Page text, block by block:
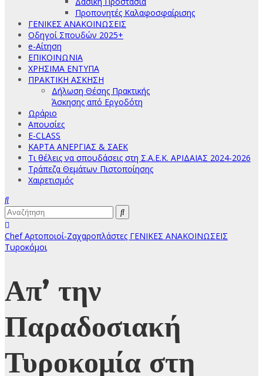
Προπονητές Καλαφοσφαίρισης
ΓΕΝΙΚΕΣ ΑΝΑΚΟΙΝΩΣΕΙΣ
Οδηγοί Σπουδών 2025+
e-Αίτηση
ΕΠΙΚΟΙΝΩΝΙΑ
ΧΡΗΣΙΜΑ ΕΝΤΥΠΑ
ΠΡΑΚΤΙΚΗ ΑΣΚΗΣΗ
Δήλωση Θέσης Πρακτικής
Άσκησης από Εργοδότη
Ωράριο
Απουσίες
E-CLASS
ΚΑΡΤΑ ΑΝΕΡΓΙΑΣ & ΣΑΕΚ
Τι θέλεις να σπουδάσεις στη Σ.Α.Ε.Κ. ΑΡΙΔΑΙΑΣ 2024-2026
Τράπεζα Θεμάτων Πιστοποίησης
Χαιρετισμός
ChefΑρτοποιοί-Ζαχαροπλάστες ΓΕΝΙΚΕΣ ΑΝΑΚΟΙΝΩΣΕΙΣ
Τυροκόμοι
Απ’ την
Παραδοσιακή
Τυροκομία στη